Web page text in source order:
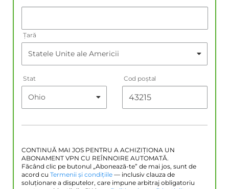
Țară
Stat Cod poştal
CONTINUĂ MAI JOS PENTRU A ACHIZIȚIONA UN
ABONAMENT VPN CU REÎNNOIRE AUTOMATĂ.
Făcând clic pe butonul „Abonează-te” de mai jos, sunt de
acord cu Termenii și condițiile — inclusiv clauza de
soluționare a disputelor, care impune arbitraj obligatoriu